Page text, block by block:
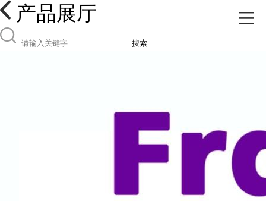
产品展厅
搜索